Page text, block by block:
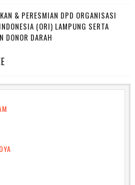
& PERESMIAN DPD ORGANISASI
(ORI) LAMPUNG SERTA
DONOR DARAH